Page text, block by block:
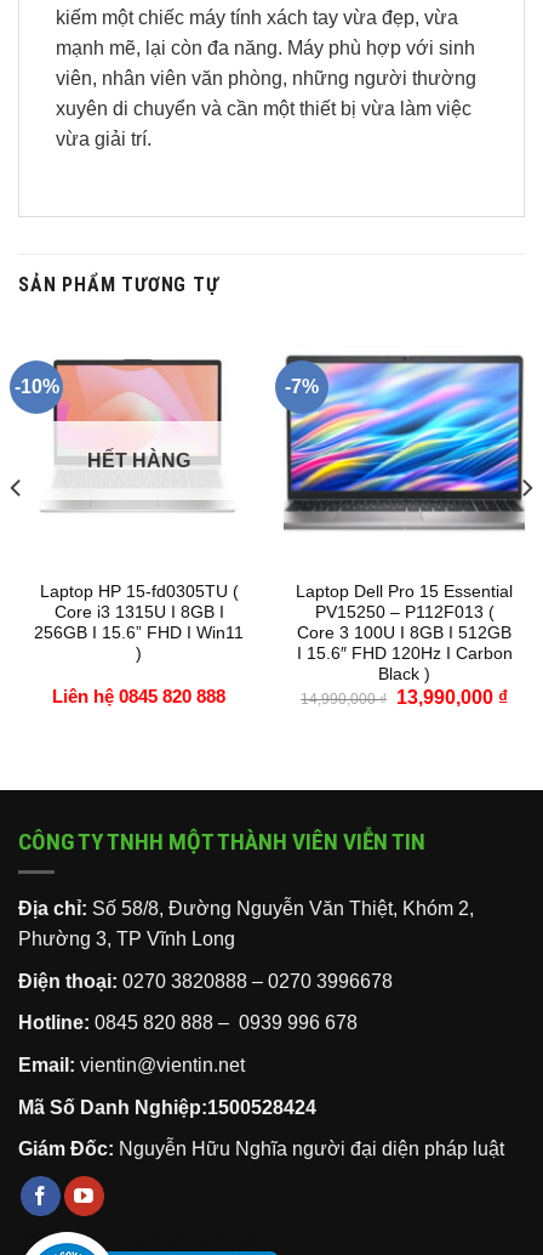
kiếm một chiếc máy tính xách tay vừa đẹp, vừa
mạnh mẽ, lại còn đa năng. Máy phù hợp với sinh
viên, nhân viên văn phòng, những người thường
xuyên di chuyển và cần một thiết bị vừa làm việc
vừa giải trí.
SẢN PHẨM TƯƠNG TỰ
-10%
HẾT HÀNG
Laptop HP 15-fd0305TU (
Core i3 1315U I 8GB I
256GB I 15.6” FHD I Win11
)
Liên hệ 0845 820 888
-7%
Laptop Dell Pro 15 Essential
PV15250 – P112F013 (
Core 3 100U I 8GB I 512GB
I 15.6″ FHD 120Hz I Carbon
Black )
14,990,000₫
Giá
gốc
13,990,000 ₫Giá
CÔNG TY TNHH MỘT THÀNH VIÊN VIỄN TIN
Địa chỉ: Số 58/8, Đường Nguyễn Văn Thiệt, Khóm 2,
Phường 3, TP Vĩnh Long
Điện thoại: 0270 3820888 – 0270 3996678
Hotline: 0845 820 888 – 0939 996 678
Email: vientin@vientin.net
Mã Số Danh Nghiệp:1500528424
Giám Đốc: Nguyễn Hữu Nghĩa người đại diện pháp luật